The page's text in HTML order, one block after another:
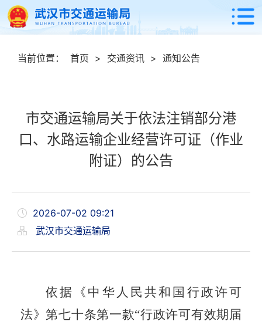
当前位置： 首页 > 交通资讯 > 通知公告
市交通运输局关于依法注销部分港
口、水路运输企业经营许可证（作业
附证）的公告
2026-07-02 09:21
武汉市交通运输局
依据《中华人民共和国行政许可
法》第七十条第一款“行政许可有效期届